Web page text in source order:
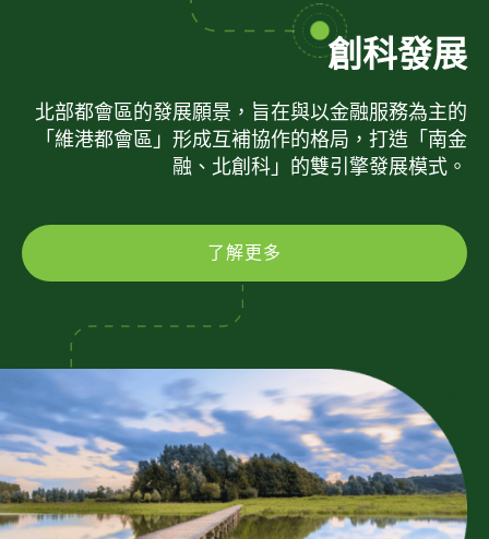
創科發展
北部都會區的發展願景，旨在與以金融服務為主的
「維港都會區」形成互補協作的格局，打造「南金
融、北創科」的雙引擎發展模式。
了解更多